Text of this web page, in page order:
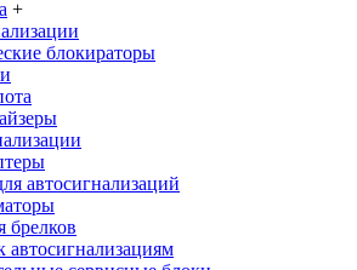
+
блoкираторы
автосигнализаций
брелков
автосигнализациям